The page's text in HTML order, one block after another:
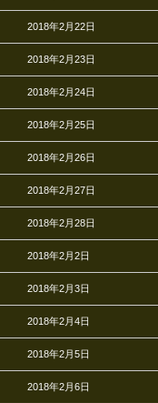
2018年2月22日
2018年2月23日
2018年2月24日
2018年2月25日
2018年2月26日
2018年2月27日
2018年2月28日
2018年2月2日
2018年2月3日
2018年2月4日
2018年2月5日
2018年2月6日